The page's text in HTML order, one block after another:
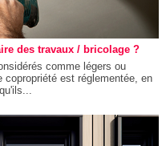
des travaux / bricolage ?
comme légers ou
copropriété est réglementée, en